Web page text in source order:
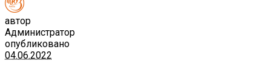
автор
Администратор
опубликовано
04.06.2022